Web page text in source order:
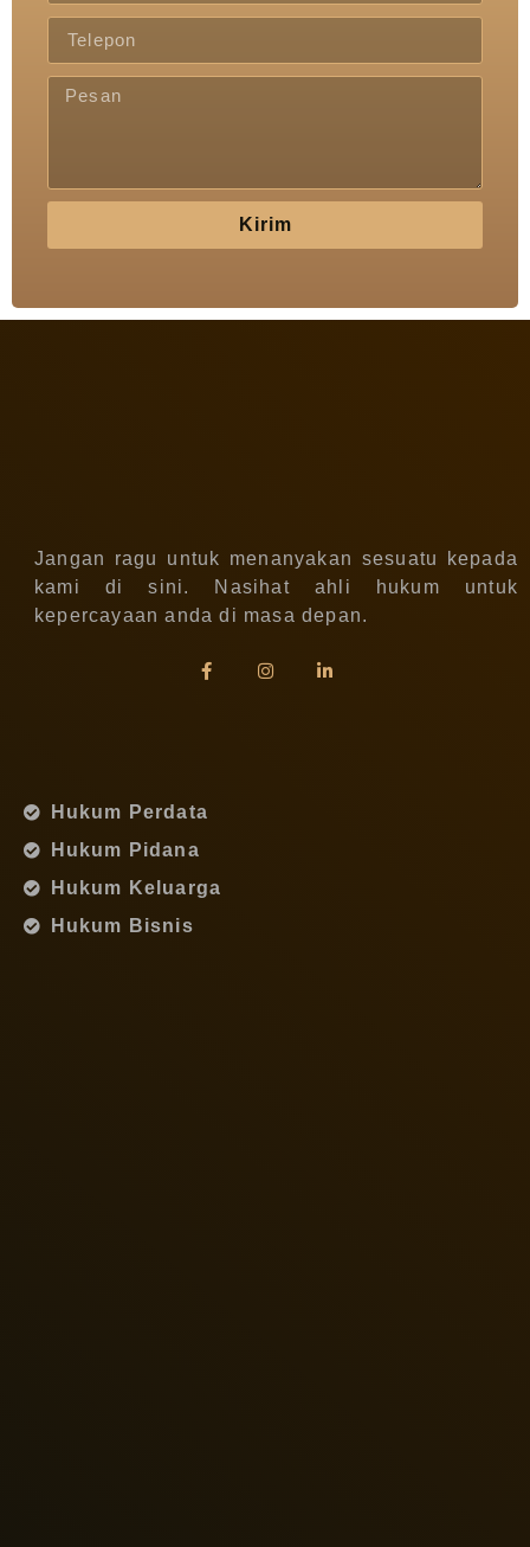
Kirim
Jangan ragu untuk menanyakan sesuatu kepada
kami di sini. Nasihat ahli hukum untuk
kepercayaan anda di masa depan.
Hukum Perdata
Hukum Pidana
Hukum Keluarga
Hukum Bisnis